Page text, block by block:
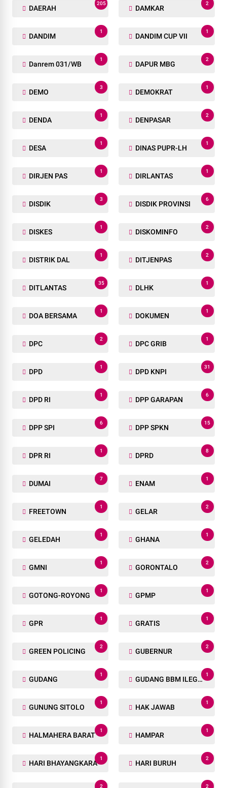
DAERAH
205
DAMKAR
2
DANDIM
1
DANDIM CUP VII
1
Danrem 031/WB
1
DAPUR MBG
2
DEMO
3
DEMOKRAT
1
DENDA
1
DENPASAR
2
DESA
1
DINAS PUPR-LH
1
DIRJEN PAS
1
DIRLANTAS
1
DISDIK
3
DISDIK PROVINSI
6
DISKES
1
DISKOMINFO
2
DISTRIK DAL
1
DITJENPAS
2
DITLANTAS
35
DLHK
1
DOA BERSAMA
1
DOKUMEN
1
DPC
2
DPC GRIB
1
DPD
1
DPD KNPI
31
DPD RI
1
DPP GARAPAN
6
DPP SPI
6
DPP SPKN
15
DPR RI
1
DPRD
8
DUMAI
7
ENAM
1
FREETOWN
1
GELAR
2
GELEDAH
1
GHANA
1
GMNI
1
GORONTALO
2
GOTONG-ROYONG
1
GPMP
1
GPR
1
GRATIS
1
GREEN POLICING
2
GUBERNUR
2
GUDANG
1
GUDANG BBM ILEGAL
1
GUNUNG SITOLO
1
HAK JAWAB
1
HALMAHERA BARAT
1
HAMPAR
1
HARI BHAYANGKARA
1
HARI BURUH
2
2 2